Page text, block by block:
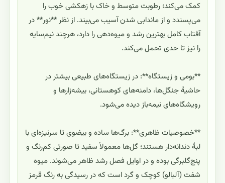
کمک می‌کند؛ رطوبت متوسط و خاک با زهکشی خوب را
می‌پسندد و از ماندابی شدن آسیب می‌بیند. از نظر **نور** در
آفتاب کامل بهترین رشد و میوه‌دهی را دارد، هرچند نیم‌سایه
را نیز تا حدی تحمل می‌کند.
**بومی و زیستگاه**: در زیستگاه‌های طبیعی بیشتر در
حاشیهٔ جنگل‌ها، دامنه‌های کوهستانی، بیشه‌زارها و
رویشگاه‌های نیمه‌باز دیده می‌شود.
**خصوصیات ظاهری**: برگ‌ها ساده و بیضوی تا سرنیزه‌ای با
لبهٔ دندانه‌دار هستند؛ گل‌ها معمولاً سفید تا صورتی کم‌رنگ و
پنج‌گلبرگی بوده و در اوایل فصل رشد ظاهر می‌شوند. میوه
شفت (آلبالو) کوچک و گرد است که در رسیدگی به رنگ قرمز